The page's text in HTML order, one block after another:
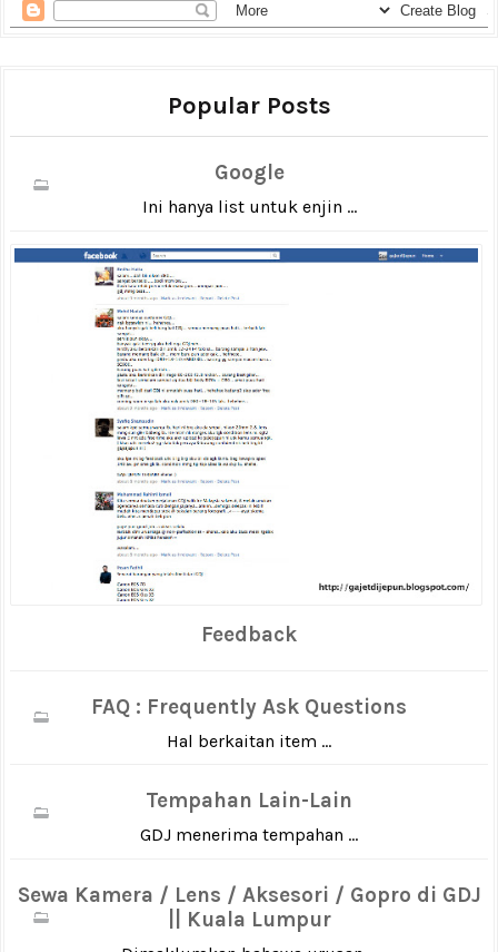
Popular Posts
Google
Ini hanya list untuk enjin ...
Feedback
FAQ : Frequently Ask Questions
Hal berkaitan item ...
Tempahan Lain-Lain
GDJ menerima tempahan ...
Sewa Kamera / Lens / Aksesori / Gopro di GDJ
|| Kuala Lumpur